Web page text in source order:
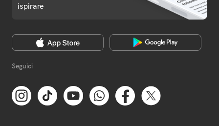
ispirare
Seguici